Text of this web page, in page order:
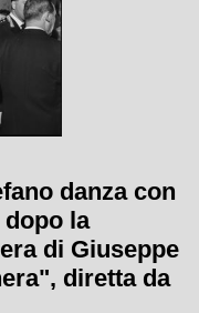
danza con
la
di Giuseppe
diretta da